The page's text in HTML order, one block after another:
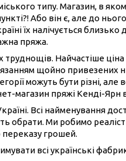
типу. Магазин, в
Або він є, але до
їх налічується
пряжа.
Найчастіше
щойно привезених
можуть бути різні, але
магазин пряжі Кенді-Ярн
Всі найменування
Ми робимо
грошей.
всі українські